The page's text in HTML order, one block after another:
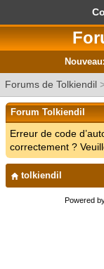
Forums de Tolkiendil
Forum Tolkiendil
Erreur de code
correctement ?
tolkiendil
Powered